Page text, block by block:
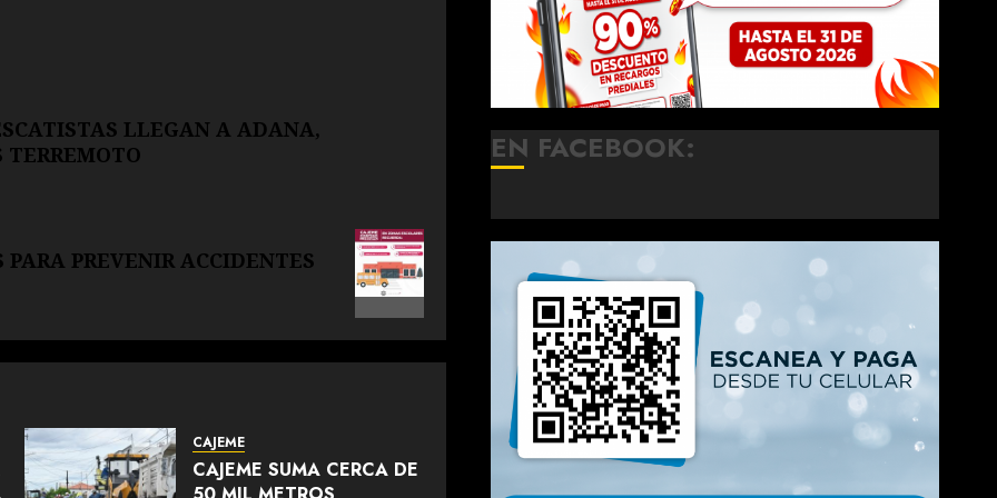
LLEGAN A ADANA,
TERREMOTO
PREVENIR ACCIDENTES
CAJEME
CAJEME SUMA CERCA DE
EN FACEBOOK: